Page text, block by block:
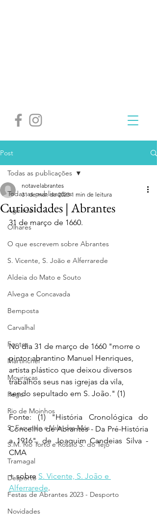
Post
Todas as publicações
Agenda
Olhares
O que escrevem sobre Abrantes
S. Vicente, S. João e Alferrarede
Aldeia do Mato e Souto
Alvega e Concavada
Bemposta
Carvalhal
Fontes
Martinchel
Mouriscas
Pego
Rio de Moinhos
S. Facundo e Vale das Mós
S.M. Rio Torto e Rossio S. do Tejo
Tramagal
Desporto
Festas de Abrantes 2023 - Desporto
Novidades
Todas as publicações
Curiosidades | Abrantes
notavelabrantes
31 de mar. de 2023 1 min de leitura
31 de março de 1660.
No dia 31 de março de 1660 "morre o
pintor abrantino Manuel Henriques,
artista plástico que deixou diversos
trabalhos seus nas igrejas da vila,
sendo sepultado em S. João." (1)
Fonte: (1) "História Cronológica do
Concelho de Abrantes - Da Pré-História
a 1916", de Joaquim Candeias Silva -
CMA
+ sobre S. Vicente, S. João e
Alferrarede.